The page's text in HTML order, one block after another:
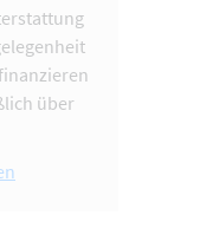
über